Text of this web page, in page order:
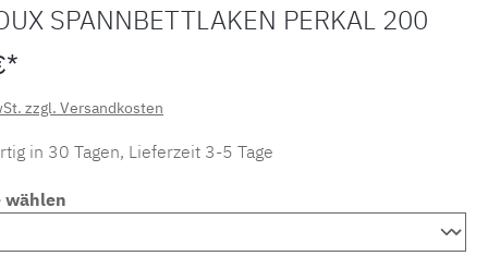
SPANNBETTLAKEN PERKAL 200
zzgl. Versandkosten
in 30 Tagen, Lieferzeit 3-5 Tage
wählen